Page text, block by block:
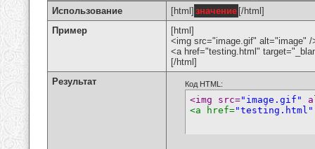
Использование [html] значение [/html]
Пример
[html]
<img src="image.gif" alt="image" /
<a href="testing.html"
[/html]
Результат
Код HTML:
<img src="image.gif"
<a href="testing.html"